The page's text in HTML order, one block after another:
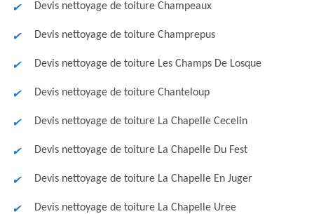
Devis nettoyage de toiture Champeaux
Devis nettoyage de toiture Champrepus
Devis nettoyage de toiture Les Champs De Losque
Devis nettoyage de toiture Chanteloup
Devis nettoyage de toiture La Chapelle Cecelin
Devis nettoyage de toiture La Chapelle Du Fest
Devis nettoyage de toiture La Chapelle En Juger
Devis nettoyage de toiture La Chapelle Uree